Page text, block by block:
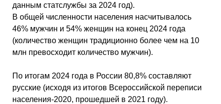
данным статслужбы за 2024 год).
В общей численности населения насчитывалось
46% мужчин и 54% женщин на конец 2024 года
(количество женщин традиционно более чем на 10
млн превосходит количество мужчин).
По итогам 2024 года в России 80,8% составляют
русские (исходя из итогов Всероссийской переписи
населения-2020, прошедшей в 2021 году).